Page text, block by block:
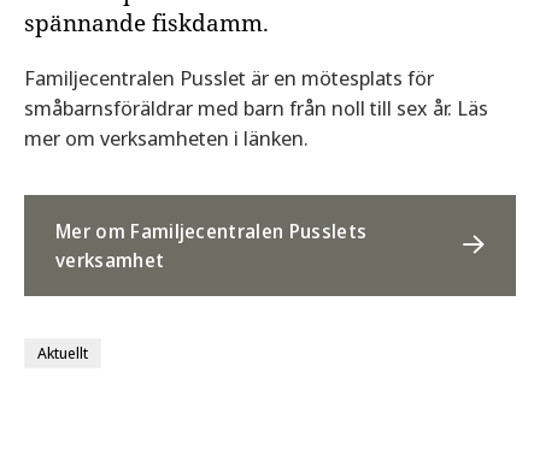
spännande fiskdamm.
Familjecentralen Pusslet är en mötesplats för
småbarnsföräldrar med barn från noll till sex år. Läs
mer om verksamheten i länken.
Mer om Familjecentralen Pusslets
verksamhet
Aktuellt